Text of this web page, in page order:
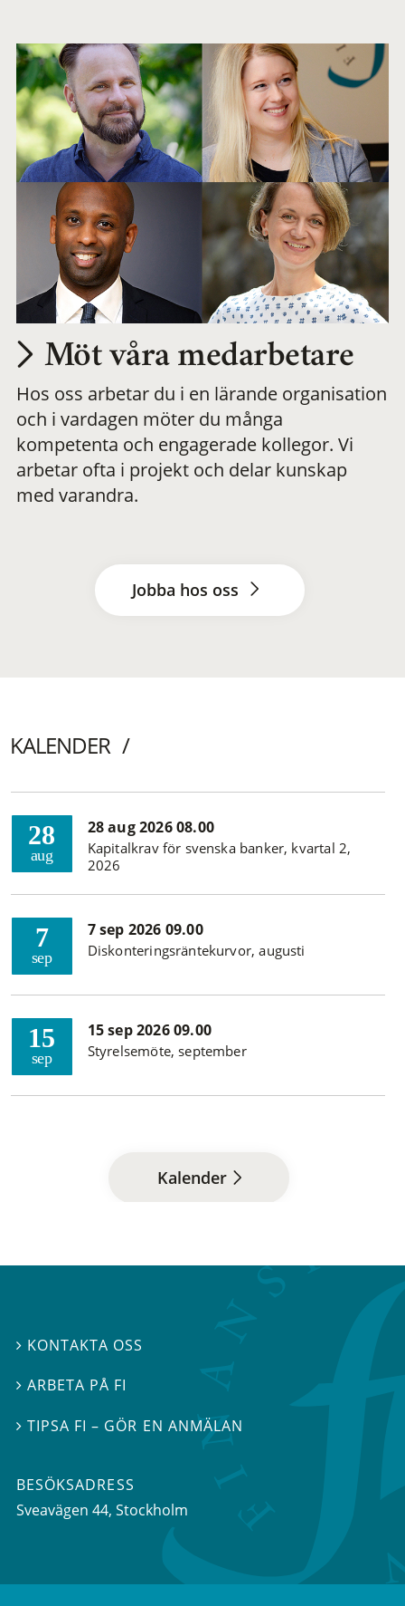
Möt våra medarbetare
Hos oss arbetar du i en lärande organisation
och i vardagen möter du många
kompetenta och engagerade kollegor. Vi
arbetar ofta i projekt och delar kunskap
med varandra.
Jobba hos oss
KALENDER
28
aug
28 aug 2026 08.00
Kapitalkrav för svenska banker, kvartal 2,
2026
7
sep
7 sep 2026 09.00
Diskonteringsräntekurvor, augusti
15
sep
15 sep 2026 09.00
Styrelsemöte, september
Kalender
 KONTAKTA OSS
ARBETA PÅ FI
TIPSA FI – GÖR EN ANMÄLAN
BESÖKSADRESS
Sveavägen 44, Stockholm